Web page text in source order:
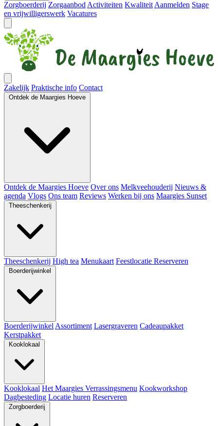
Zorgboerderij Zorgaanbod Activiteiten Kwaliteit Aanmelden Stage
en vrijwilligerswerk Vacatures
Zakelijk Praktische info Contact
Ontdek de Maargies Hoeve
Ontdek de Maargies Hoeve Over ons Melkveehouderij Nieuws &
agenda Vlogs Ons team Reviews Werken bij ons Maargies Sunset
Theeschenkerij
Theeschenkerij High tea Menukaart Feestlocatie Reserveren
Boerderijwinkel
Boerderijwinkel Assortiment Lasergraveren Cadeaupakket
Kerstpakket
Kooklokaal
Kooklokaal Het Maargies Verrassingsmenu Kookworkshop
Dagbesteding Locatie huren Reserveren
Zorgboerderij